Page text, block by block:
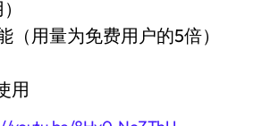
（用量为免费用户的5倍）
用